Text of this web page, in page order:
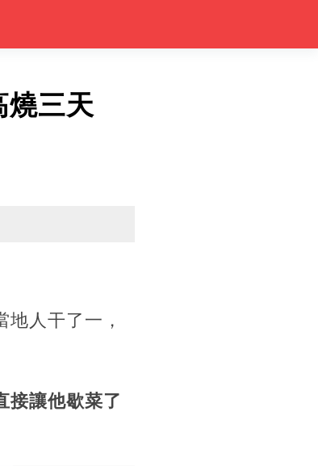
燒三天
人干了一，
接讓他歇菜了